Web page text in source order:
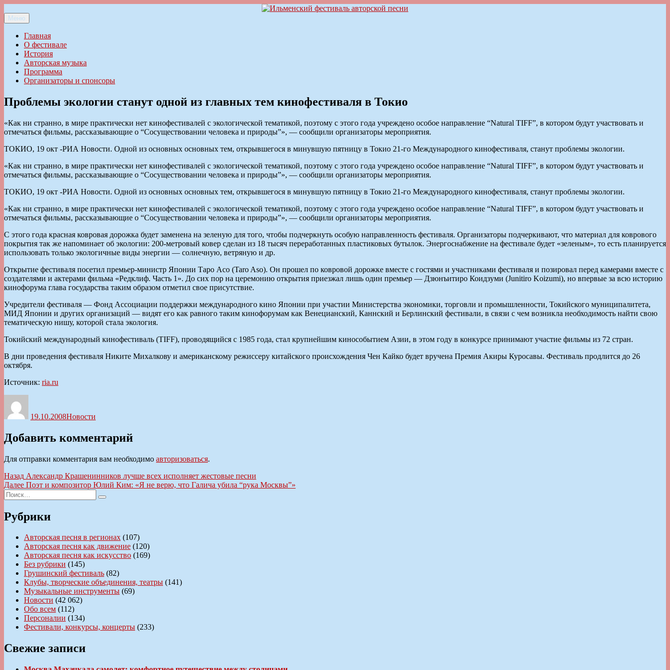
к
содержимому
Ильменский фестиваль авторской песни
Меню
Главная
О фестивале
История
Авторская музыка
Программа
Организаторы и спонсоры
Проблемы экологии станут одной из главных тем кинофестиваля в Токио
«Как ни странно, в мире практически нет кинофестивалей с экологической тематикой, поэтому с этого года учреждено особое направление “Natural TIFF”, в котором будут участвовать и
отмечаться фильмы, рассказывающие о “Сосуществовании человека и природы”», — сообщили организаторы мероприятия.
ТОКИО, 19 окт -РИА Новости. Одной из основных основных тем, открывшегося в минувшую пятницу в Токио 21-го Международного кинофестиваля, станут проблемы экологии.
«Как ни странно, в мире практически нет кинофестивалей с экологической тематикой, поэтому с этого года учреждено особое направление “Natural TIFF”, в котором будут участвовать и
отмечаться фильмы, рассказывающие о “Сосуществовании человека и природы”», — сообщили организаторы мероприятия.
ТОКИО, 19 окт -РИА Новости. Одной из основных основных тем, открывшегося в минувшую пятницу в Токио 21-го Международного кинофестиваля, станут проблемы экологии.
«Как ни странно, в мире практически нет кинофестивалей с экологической тематикой, поэтому с этого года учреждено особое направление “Natural TIFF”, в котором будут участвовать и
отмечаться фильмы, рассказывающие о “Сосуществовании человека и природы”», — сообщили организаторы мероприятия.
С этого года красная ковровая дорожка будет заменена на зеленую для того, чтобы подчеркнуть особую направленность фестиваля. Организаторы подчеркивают, что материал для коврового
покрытия так же напоминает об экологии: 200-метровый ковер сделан из 18 тысяч переработанных пластиковых бутылок. Энергоснабжение на фестивале будет «зеленым», то есть планируется
использовать только экологичные виды энергии — солнечную, ветряную и др.
Открытие фестиваля посетил премьер-министр Японии Таро Асо (Taro Aso). Он прошел по ковровой дорожке вместе с гостями и участниками фестиваля и позировал перед камерами вместе с
создателями и актерами фильма «Редклиф. Часть 1». До сих пор на церемонию открытия приезжал лишь один премьер — Дзюнъитиро Коидзуми (Junitiro Koizumi), но впервые за всю историю
кинофорума глава государства таким образом отметил свое присутствие.
Учредители фестиваля — Фонд Ассоциации поддержки международного кино Японии при участии Министерства экономики, торговли и промышленности, Токийского муниципалитета,
МИД Японии и других организаций — видят его как равного таким кинофорумам как Венецианский, Каннский и Берлинский фестивали, в связи с чем возникла необходимость найти свою
тематическую нишу, которой стала экология.
Токийский международный кинофестиваль (TIFF), проводящийся с 1985 года, стал крупнейшим кинособытием Азии, в этом году в конкурсе принимают участие фильмы из 72 стран.
В дни проведения фестиваля Никите Михалкову и американскому режиссеру китайского происхождения Чен Кайко будет вручена Премия Акиры Куросавы. Фестиваль продлится до 26
октября.
Источник: ria.ru
19.10.2008Новости
Добавить комментарий
Для отправки комментария вам необходимо авторизоваться.
Навигация
по
записям
Назад Предыдущая
запись:
Александр Крашенинников лучше всех исполняет жестовые песни
Далее Следующая
Поэт и композитор Юлий Ким: «Я не верю, что Галича убила “рука Москвы”»
Искать:
Поиск
Рубрики
Авторская песня в регионах (107)
Авторская песня как движение (120)
Авторская песня как искусство (169)
Без рубрики (145)
Грушинский фестиваль (82)
Клубы, творческие объединения, театры (141)
Музыкальные инструменты (69)
Новости (42 062)
Обо всем (112)
Персоналии (134)
Фестивали, конкурсы, концерты (233)
Свежие записи